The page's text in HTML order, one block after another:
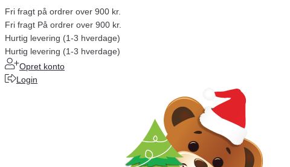
Fri fragt på ordrer over 900 kr.
Fri fragt På ordrer over 900 kr.
Hurtig levering (1-3 hverdage)
Hurtig levering (1-3 hverdage)
Opret konto
Login